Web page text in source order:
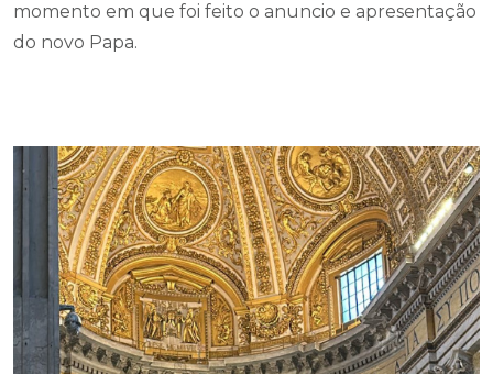
momento em que foi feito o anuncio e apresentação
do novo Papa.